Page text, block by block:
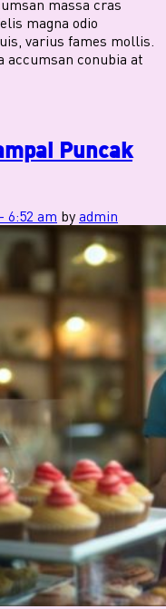
massa cras
magna odio
varius fames mollis.
conubia at
Puncak
6:52 am by admin